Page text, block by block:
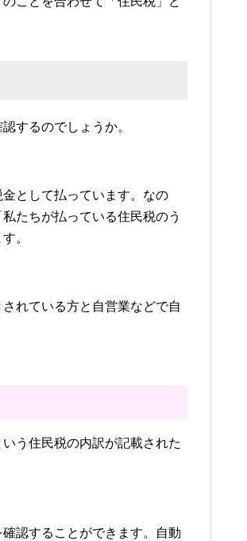
するのでしょうか。
として払っています。なの
たちが払っている住民税のう
。
れている方と自営業などで自
いう住民税の内訳が記載された
認することができます。自動